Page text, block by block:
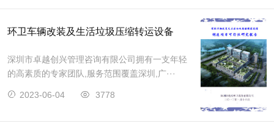
环卫车辆改装及生活垃圾压缩转运设备
深圳市卓越创兴管理咨询有限公司拥有一支年轻
的高素质的专家团队,服务范围覆盖深圳,广···
2023-06-04 3778